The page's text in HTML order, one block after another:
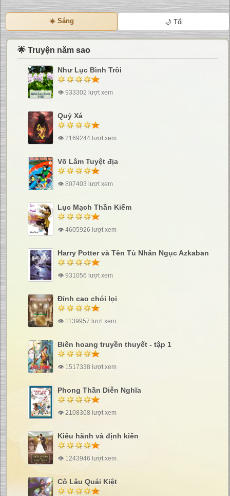
☀️ Sáng 🌙 Tối
🌟 Truyện năm sao
Như Lục Bình Trôi
👁 933302 lượt xem
Quỷ Xá
👁 2169244 lượt xem
Võ Lâm Tuyệt địa
👁 807403 lượt xem
Lục Mạch Thần Kiếm
👁 4605926 lượt xem
Harry Potter và Tên Tù Nhân Ngục Azkaban
👁 931056 lượt xem
Đỉnh cao chói lọi
👁 1139957 lượt xem
Biên hoang truyền thuyết - tập 1
👁 1517338 lượt xem
Phong Thần Diễn Nghĩa
👁 2108368 lượt xem
Kiêu hãnh và định kiến
👁 1243946 lượt xem
Cô Lâu Quái Kiệt